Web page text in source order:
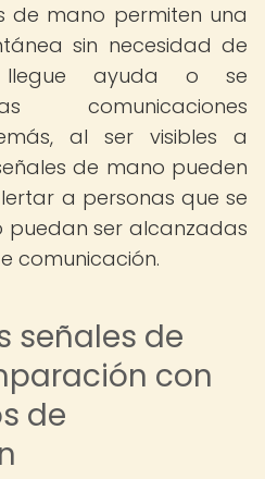
de mano permiten una
sin necesidad de
ayuda o se
comunicaciones
al ser visibles a
de mano pueden
a personas que se
puedan ser alcanzadas
comunicación.
señales de
con
de